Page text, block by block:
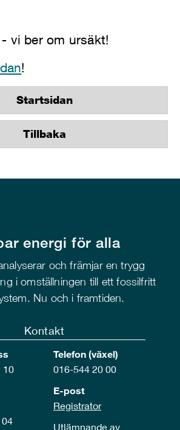
vi ber om ursäkt!
!
Startsidan
Tillbaka
energi för alla
och främjar en trygg
i omställningen till ett fossilfritt
Nu och i framtiden.
Kontakt
10
04
Telefon (växel)
016-544 20 00
E-post
Registrator
Utlämnande av